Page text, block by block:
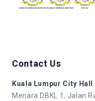
Contact Us
Kuala Lumpur City Hall
Menara DBKL 1, Jalan